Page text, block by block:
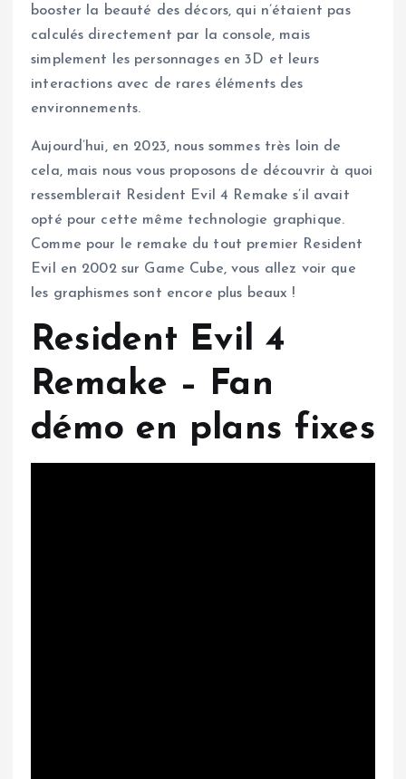
booster la beauté des décors, qui n’étaient pas
calculés directement par la console, mais
simplement les personnages en 3D et leurs
interactions avec de rares éléments des
environnements.
Aujourd’hui, en 2023, nous sommes très loin de
cela, mais nous vous proposons de découvrir à quoi
ressemblerait Resident Evil 4 Remake s’il avait
opté pour cette même technologie graphique.
Comme pour le remake du tout premier Resident
Evil en 2002 sur Game Cube, vous allez voir que
les graphismes sont encore plus beaux !
Resident Evil 4
Remake – Fan
démo en plans fixes